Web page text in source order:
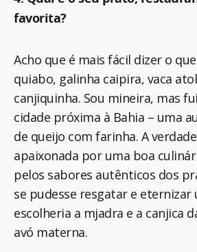
favorita?
Acho que é mais fácil dizer o
quiabo, galinha caipira, vaca
canjiquinha. Sou mineira, mas
cidade próxima à Bahia – uma
de queijo com farinha. A
apaixonada por uma boa
pelos sabores autênticos dos
se pudesse resgatar e eternizar
escolheria a mjadra e a canjica
avó materna.